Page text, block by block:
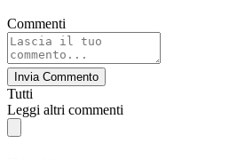
Commenti
Invia Commento
Tutti
Leggi altri commenti